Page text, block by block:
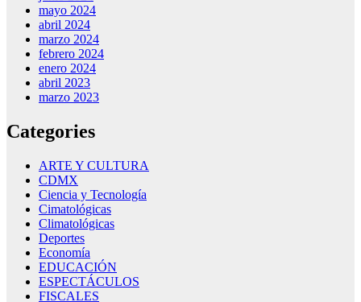
mayo 2024
abril 2024
marzo 2024
febrero 2024
enero 2024
abril 2023
marzo 2023
Categories
ARTE Y CULTURA
CDMX
Ciencia y Tecnología
Cimatológicas
Climatológicas
Deportes
Economía
EDUCACIÓN
ESPECTÁCULOS
FISCALES